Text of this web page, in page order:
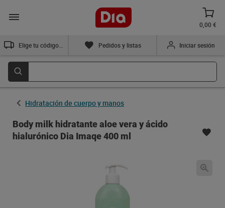
0,00 €
Pedidos y listas Iniciar sesión
Hidratación de cuerpo y manos
Body milk hidratante aloe vera y ácido
hialurónico Dia Imaqe 400 ml